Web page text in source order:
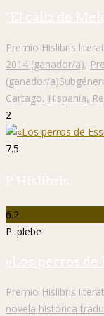
"El cáliz de
Premio Hislibris
2014 (ganador/a),
(ganador/a)
Cartago, Hispania,
2
7.5
P. Hislibris
6.2
P. plebe
«Los perros de
Premio Hislibris
novela histórica